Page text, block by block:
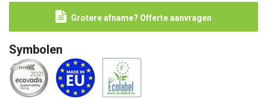
Grotere afname? Offerte aanvragen
Symbolen